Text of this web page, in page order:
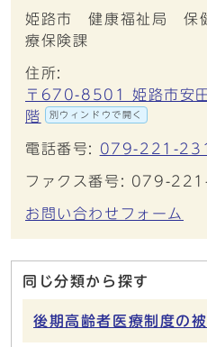
姫路市 健康福祉局 保
療保険課
住所:
〒670-8501 姫路市安
階
別ウィンドウで開く
電話番号: 079-221-
ファクス番号: 079-
お問い合わせフォーム
同じ分類から探す
後期高齢者医療制度の